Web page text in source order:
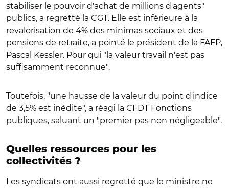
stabiliser le pouvoir d'achat de millions d'agents"
publics, a regretté la CGT. Elle est inférieure à la
revalorisation de 4% des minimas sociaux et des
pensions de retraite, a pointé le président de la FAFP,
Pascal Kessler. Pour qui "la valeur travail n'est pas
suffisamment reconnue".
Toutefois, "une hausse de la valeur du point d'indice
de 3,5% est inédite", a réagi la CFDT Fonctions
publiques, saluant un "premier pas non négligeable".
Quelles ressources pour les
collectivités ?
Les syndicats ont aussi regretté que le ministre ne